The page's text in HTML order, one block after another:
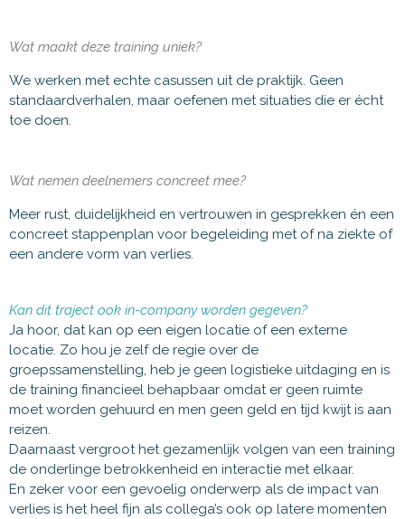
Wat maakt deze training uniek?
We werken met echte casussen uit de praktijk. Geen
standaardverhalen, maar oefenen met situaties die er écht
toe doen.
Wat nemen deelnemers concreet mee?
Meer rust, duidelijkheid en vertrouwen in gesprekken én een
concreet stappenplan voor begeleiding met of na ziekte of
een andere vorm van verlies.
Kan dit traject ook in-company worden gegeven?
Ja hoor, dat kan op een eigen locatie of een externe
locatie. Zo hou je zelf de regie over de
groepssamenstelling, heb je geen logistieke uitdaging en is
de training financieel behapbaar omdat er geen ruimte
moet worden gehuurd en men geen geld en tijd kwijt is aan
reizen.
Daarnaast vergroot het gezamenlijk volgen van een training
de onderlinge betrokkenheid en interactie met elkaar.
En zeker voor een gevoelig onderwerp als de impact van
verlies is het heel fijn als collega’s ook op latere momenten